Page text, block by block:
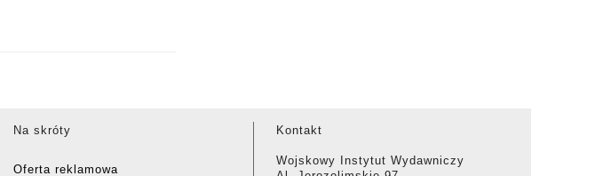
Na skróty
Oferta reklamowa
Kontakt
Wojskowy Instytut Wydawniczy